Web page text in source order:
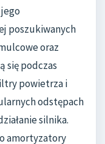
poszukiwanych
oraz
się podczas
powietrza i
odstępach
silnika.
amortyzatory